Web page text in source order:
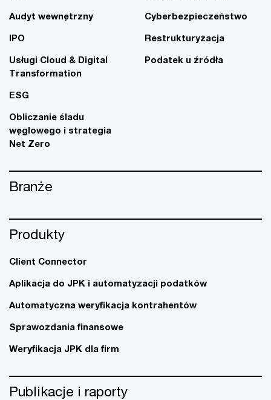
Audyt wewnętrzny
IPO
Usługi Cloud & Digital
Transformation
ESG
Obliczanie śladu
węglowego i strategia
Net Zero
Cyberbezpieczeństwo
Restrukturyzacja
Podatek u źródła
Branże
Produkty
Client Connector
Aplikacja do JPK i automatyzacji podatków
Automatyczna weryfikacja kontrahentów
Sprawozdania finansowe
Weryfikacja JPK dla firm
Publikacje i raporty